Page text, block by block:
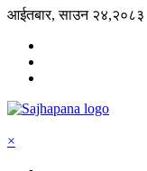
आईतबार, साउन २४,२०८३
×